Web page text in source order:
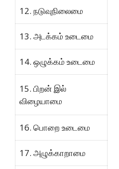
12. நடுவுநிலைமை
13. அடக்கம் உடைமை
14. ஒழுக்கம் உடைமை
15. பிறன் இல்
விழையாமை
16. பொறை உடைமை
17. அழுக்காறாமை